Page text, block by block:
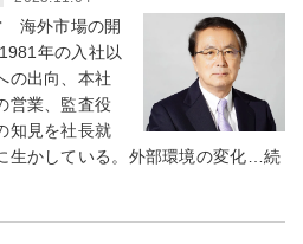
海外市場の開
年の入社以
の出向、本社
営業、監査役
知見を社長就
生かしている。外部環境の変化…続